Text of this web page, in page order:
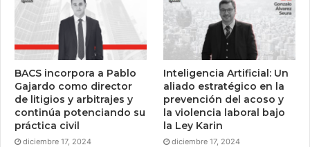
BACS incorpora a Pablo
Gajardo como director
de litigios y arbitrajes y
continúa potenciando su
práctica civil
diciembre 17, 2024
Inteligencia Artificial: Un
aliado estratégico en la
prevención del acoso y
la violencia laboral bajo
la Ley Karin
diciembre 17, 2024